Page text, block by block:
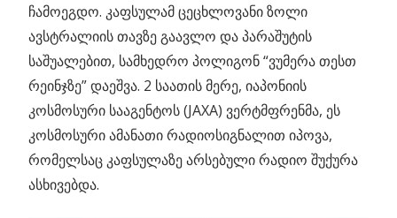
ჩამოეგდო. კაფსულამ ცეცხლოვანი ზოლი
ავსტრალიის თავზე გაავლო და პარაშუტის
საშუალებით, სამხედრო პოლიგონ “ვუმერა თესთ
რეინჯზე” დაეშვა. 2 საათის მერე, იაპონიის
კოსმოსური სააგენტოს (JAXA) ვერტმფრენმა, ეს
კოსმოსური ამანათი რადიოსიგნალით იპოვა,
რომელსაც კაფსულაზე არსებული რადიო შუქურა
ასხივებდა.